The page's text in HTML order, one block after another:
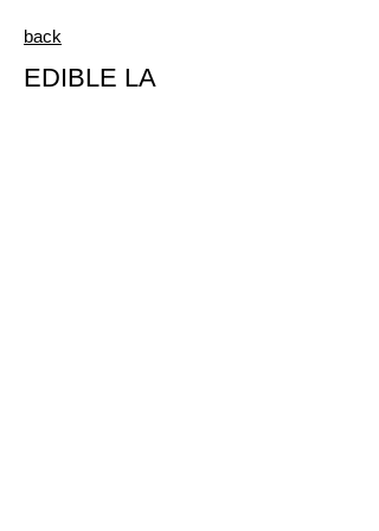
back
EDIBLE LA